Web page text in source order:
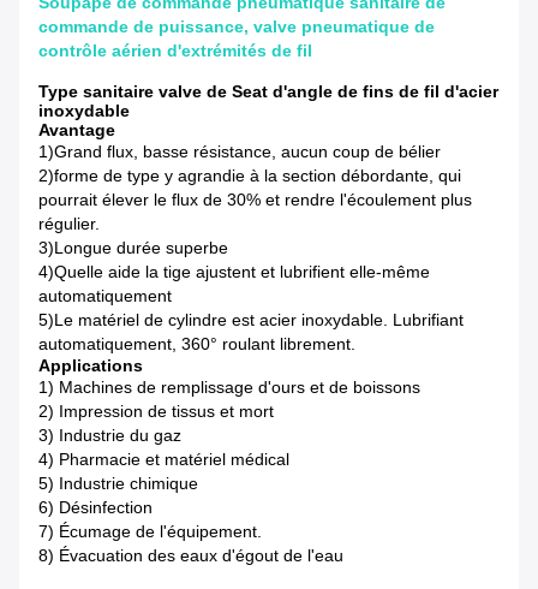
commande de puissance, valve pneumatique de
contrôle aérien d'extrémités de fil
Type sanitaire valve de Seat d'angle de fins de fil d'acier
inoxydable
Avantage
1)Grand flux, basse résistance, aucun coup de bélier
2)forme de type y agrandie à la section débordante, qui
pourrait élever le flux de 30% et rendre l'écoulement plus
régulier.
3)Longue durée superbe
4)Quelle aide la tige ajustent et lubrifient elle-même
automatiquement
5)Le matériel de cylindre est acier inoxydable. Lubrifiant
automatiquement, 360° roulant librement.
Applications
1) Machines de remplissage d'ours et de boissons
2) Impression de tissus et mort
3) Industrie du gaz
4) Pharmacie et matériel médical
5) Industrie chimique
6) Désinfection
7) Écumage de l'équipement.
8) Évacuation des eaux d'égout de l'eau